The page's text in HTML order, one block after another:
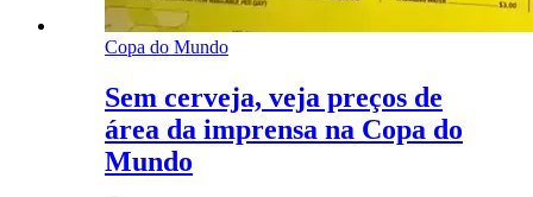
Copa do Mundo
Sem cerveja, veja preços de
área da imprensa na Copa do
Mundo